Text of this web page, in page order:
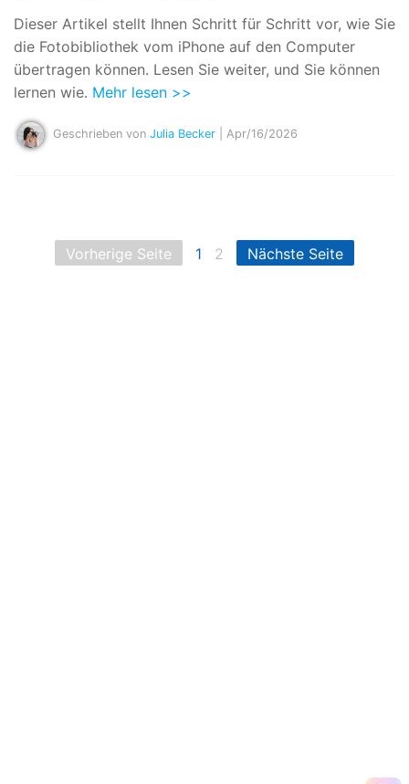
Dieser Artikel stellt Ihnen Schritt für Schritt vor, wie Sie
die Fotobibliothek vom iPhone auf den Computer
übertragen können. Lesen Sie weiter, und Sie können
lernen wie. Mehr lesen >>
Geschrieben von Julia Becker | Apr/16/2026
Vorherige Seite 1 2 Nächste Seite